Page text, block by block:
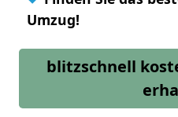
Umzug!
blitzschnell